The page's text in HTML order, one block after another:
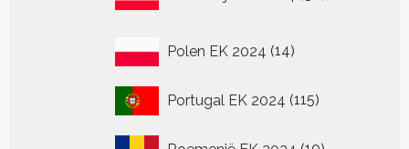
producten
Polen EK 2024 1414
Portugal EK 2024 115115
10